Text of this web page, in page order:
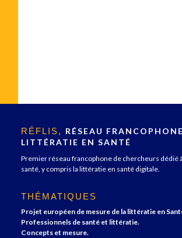
RÉFLIS, RÉSEAU
LITTÉRATIE EN SANTÉ
Premier réseau francophone de chercheurs dédié
santé, y compris la littératie en santé digitale.
THÉMATIQUES
Projet européen de mesure de la littératie en
Professionnels de santé et littératie.
Concepts et mesure.